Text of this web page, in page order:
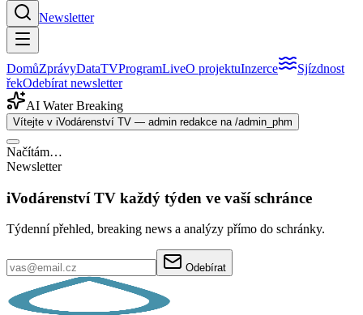
Newsletter
DomůZprávyDataTVProgramLiveO projektuInzerce
Sjízdnost
řekOdebírat newsletter
AI Water Breaking
Vítejte v iVodárenství TV — admin redakce na /admin_phm
Načítám…
Newsletter
iVodárenství TV každý týden ve vaší schránce
Týdenní přehled, breaking news a analýzy přímo do schránky.
Odebírat